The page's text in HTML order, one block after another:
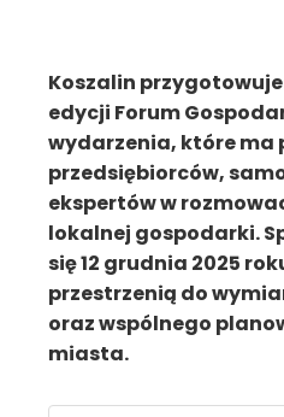
Koszalin
edycji Forum
wydarzenia, które ma
przedsiębiorców,
ekspertów w
lokalnej gospodarki.
się 12 grudnia 2025
przestrzenią do
oraz wspólnego
miasta.